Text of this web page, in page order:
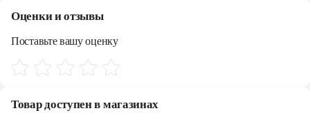
Оценки и отзывы
Поставьте вашу оценку
Товар доступен в магазинах